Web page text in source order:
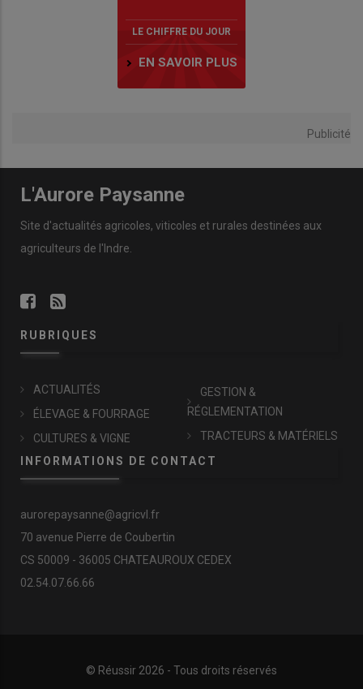
LE CHIFFRE DU JOUR
EN SAVOIR PLUS
Publicité
L'Aurore Paysanne
Site d'actualités agricoles, viticoles et rurales destinées aux
agriculteurs de l'Indre.
RUBRIQUES
ACTUALITÉS
ÉLEVAGE & FOURRAGE
CULTURES & VIGNE
GESTION &
RÉGLEMENTATION
TRACTEURS & MATÉRIELS
INFORMATIONS DE CONTACT
aurorepaysanne@agricvl.fr
70 avenue Pierre de Coubertin
CS 50009 - 36005 CHATEAUROUX CEDEX
02.54.07.66.66
© Réussir 2026 - Tous droits réservés